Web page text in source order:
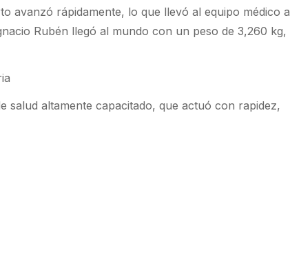
avanzó rápidamente, lo que llevó al equipo médico a
Rubén llegó al mundo con un peso de 3,260 kg,
salud altamente capacitado, que actuó con rapidez,